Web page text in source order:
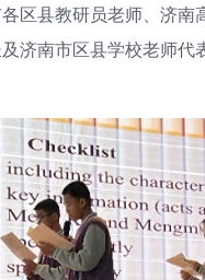
区县教研员老师、济南
济南市区县学校老师代